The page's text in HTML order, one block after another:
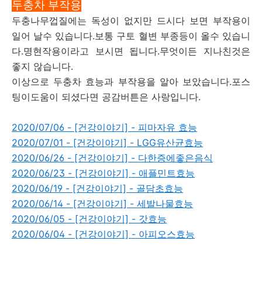
두충차 부작용
두충나무껍질에는 독성이 없지만 드시다 보면 부작용이
일어 날수 있습니다.보통 구토 혈변 부종등이 올수 있습니
다.명현작용이라고 보시면 됩니다.무엇이든 지나친것은
좋지 않습니다.
이상으로 두충차 효능과 부작용을 알아 보았습니다.포스
팅이도움이 되셨다면 공감버튼은 사랑입니다.
2020/07/06 - [건강이야기] - 피마자유 효능
2020/07/01 - [건강이야기] - LGG유산균효능
2020/06/26 - [건강이야기] - 다한증에좋은음식
2020/06/23 - [건강이야기] - 애플민트효능
2020/06/19 - [건강이야기] - 골담초효능
2020/06/14 - [건강이야기] - 세발나물효능
2020/06/05 - [건강이야기] - 갓효능
2020/06/04 - [건강이야기] - 아피오스효능